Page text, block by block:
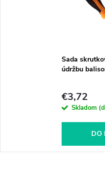
Sada
údržbu
€3,72
Skladom
DO